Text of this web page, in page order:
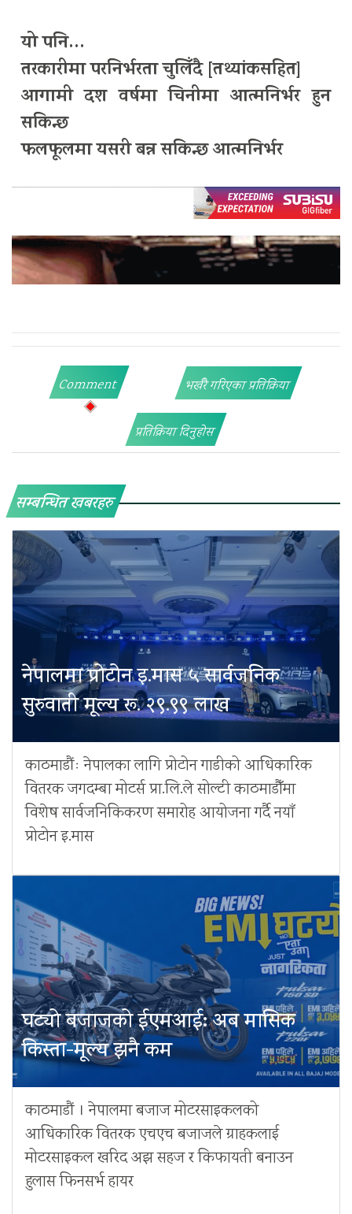
यो पनि…
तरकारीमा परनिर्भरता चुलिँदै [तथ्यांकसहित]
आगामी दश वर्षमा चिनीमा आत्मनिर्भर हुन
सकिन्छ
फलफूलमा यसरी बन्न सकिन्छ आत्मनिर्भर
Comment भर्खरै गरिएका प्रतिक्रिया
प्रतिक्रिया दिनुहोस
सम्बन्धित खबरहरु
नेपालमा प्रोटोन इ.मास ५ सार्वजनिक
सुरुवाती मूल्य रू. २९.९९ लाख
काठमाडौंः नेपालका लागि प्रोटोन गाडीको आधिकारिक
वितरक जगदम्बा मोटर्स प्रा.लि.ले सोल्टी काठमाडौँमा
विशेष सार्वजनिकिकरण समारोह आयोजना गर्दै नयाँ
प्रोटोन इ.मास
घट्यो बजाजको ईएमआई: अब मासिक
किस्ता-मूल्य झनै कम
काठमाडौं । नेपालमा बजाज मोटरसाइकलको
आधिकारिक वितरक एचएच बजाजले ग्राहकलाई
मोटरसाइकल खरिद अझ सहज र किफायती बनाउन
हुलास फिनसर्भ हायर